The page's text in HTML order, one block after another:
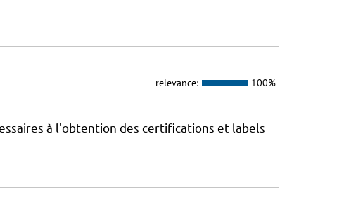
relevance: 100%
à l'obtention des certifications et labels